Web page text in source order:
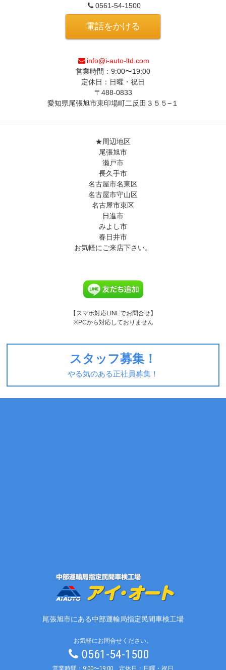
0561-54-1500
電話をかける
info@i-auto-ltd.com
営業時間：9:00〜19:00
定休日：日曜・祝日
〒488-0833
愛知県尾張旭市東印場町二反田３５５−１
★周辺地区
尾張旭市
瀬戸市
長久手市
名古屋市名東区
名古屋市守山区
名古屋市東区
日進市
みよし市
春日井市
お気軽にご来店下さい。
【スマホ対応LINEでお問合せ】
※PCから対応しておりません
スタッフ募集！
やる気のある正社員募集！
尾張旭市にある中部運輸局指定民間車検工場
お気軽にお問合せください。
0561-54-1500
営業時間：9:00〜19:00 定休日：日曜・祝日